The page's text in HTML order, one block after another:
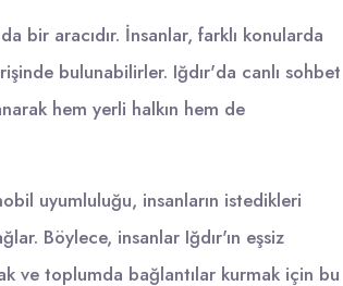
bir aracıdır. İnsanlar, farklı konularda
bulunabilirler. Iğdır'da canlı sohbet
hem yerli halkın hem de
uyumluluğu, insanların istedikleri
Böylece, insanlar Iğdır'ın eşsiz
ve toplumda bağlantılar kurmak için bu